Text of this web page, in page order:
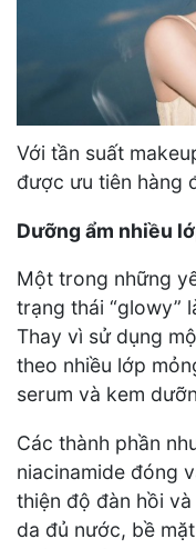
Với tần suất
được ưu tiên hàng
Dưỡng ẩm nhiều
Một trong những
trạng thái “glowy”
Thay vì sử dụng
theo nhiều lớp
serum và kem
Các thành phần
niacinamide đóng
thiện độ đàn hồi
da đủ nước, bề